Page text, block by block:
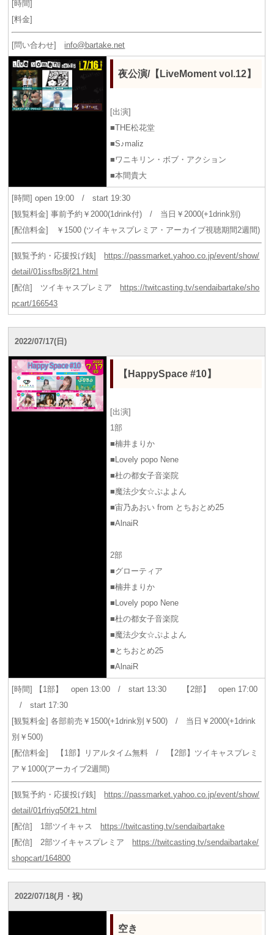
[時間]
[料金]
[問い合わせ] info@bartake.net
夜公演/【LiveMoment vol.12】
[出演]
■THE松花堂
■S♪maliz
■ワニキリン・ボブ・アクション
■本間貴大
[時間] open 19:00 / start 19:30
[観覧料金] 事前予約￥2000(1drink付) / 当日￥2000(+1drink別)
[配信料金] ￥1500 (ツイキャスプレミア・アーカイブ視聴期間2週間)
[観覧予約・応援投げ銭] https://passmarket.yahoo.co.jp/event/show/
detail/01issfbs8jf21.html
[配信] ツイキャスプレミア https://twitcasting.tv/sendaibartake/sho
pcart/166543
2022/07/17(日)
【HappySpace #10】
[出演]
1部
■楠井まりか
■Lovely popo Nene
■杜の都女子音楽院
■魔法少女☆ぷよよん
■宙乃あおい from とちおとめ25
■AlnaiR
2部
■グローティア
■楠井まりか
■Lovely popo Nene
■杜の都女子音楽院
■魔法少女☆ぷよよん
■とちおとめ25
■AlnaiR
[時間] 【1部】 open 13:00 / start 13:30 【2部】 open 17:00
/ start 17:30
[観覧料金] 各部前売￥1500(+1drink別￥500) / 当日￥2000(+1drink
別￥500)
[配信料金] 【1部】リアルタイム無料 / 【2部】ツイキャスプレミ
ア￥1000(アーカイブ2週間)
[観覧予約・応援投げ銭] https://passmarket.yahoo.co.jp/event/show/
detail/01rfriyq50f21.html
[配信] 1部ツイキャス https://twitcasting.tv/sendaibartake
[配信] 2部ツイキャスプレミア https://twitcasting.tv/sendaibartake/
shopcart/164800
2022/07/18(月・祝)
空き